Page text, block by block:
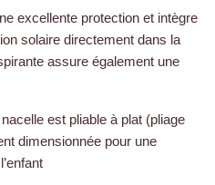
excellente protection et intègre
solaire directement dans la
assure également une
est pliable à plat (pliage
dimensionnée pour une